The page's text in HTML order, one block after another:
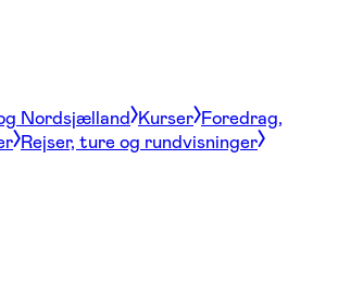
Nordsjælland Kurser Foredrag,
Rejser, ture og rundvisninger